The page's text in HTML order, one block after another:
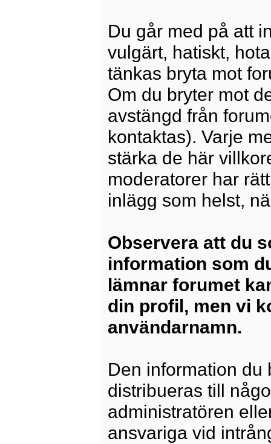
Du går med på att
vulgärt, hatiskt,
tänkas bryta mot
Om du bryter mot
avstängd från
kontaktas). Varje
stärka de här
moderatorer har
inlägg som helst,
Observera att du
information som
lämnar forumet
din profil, men vi
användarnamn.
Den information du
distribueras till
administratören
ansvariga vid